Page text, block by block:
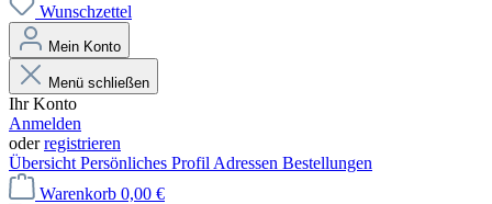
Wunschzettel
Mein Konto
Menü schließen
Ihr Konto
Anmelden
oderregistrieren
Übersicht Persönliches Profil Adressen Bestellungen
Warenkorb 0,00 €